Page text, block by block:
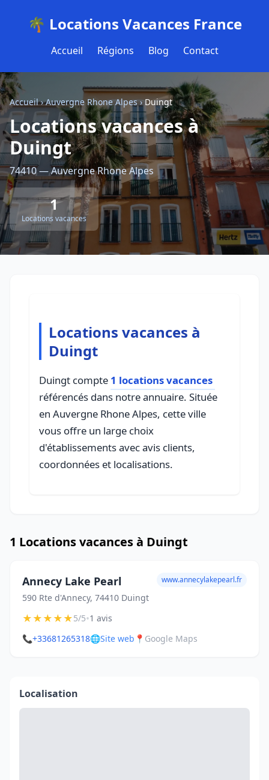
🌴 Locations Vacances France
Accueil Régions Blog Contact
Accueil›Auvergne Rhone Alpes›Duingt
Locations vacances à
Duingt
74410 — Auvergne Rhone Alpes
1
Locations vacances
Locations vacances à
Duingt
Duingt compte 1 locations vacances
référencés dans notre annuaire. Située
en Auvergne Rhone Alpes, cette ville
vous offre un large choix
d'établissements avec avis clients,
coordonnées et localisations.
1 Locations vacances à Duingt
Annecy Lake Pearl
590 Rte d'Annecy, 74410 Duingt
www.annecylakepearl.fr
★★★★★5/5•1 avis
📞+33681265318🌐Site web 📍 Google Maps
Localisation